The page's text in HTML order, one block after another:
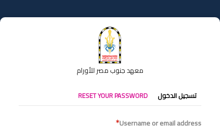
إلى
المحتوى
معهد جنوب مصر للأورام
التبويبات
الأساسية
تسجيل الدخول RESET YOUR PASSWORD
Username or email address